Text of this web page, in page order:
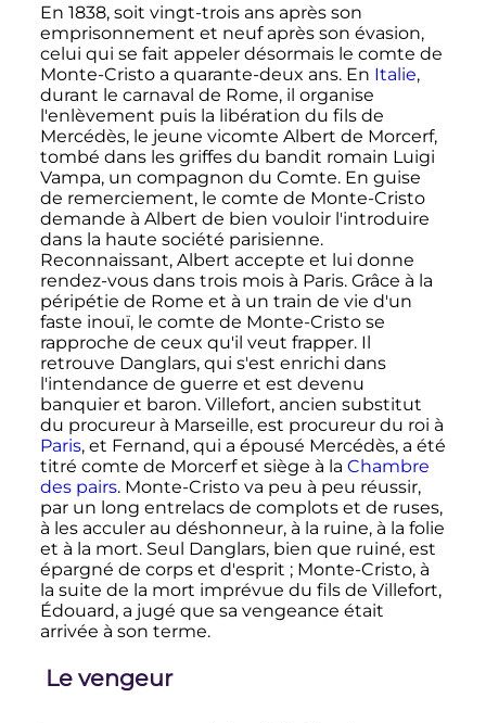
En 1838, soit vingt-trois ans après son
emprisonnement et neuf après son évasion,
celui qui se fait appeler désormais le comte de
Monte-Cristo a quarante-deux ans. En Italie,
durant le carnaval de Rome, il organise
l'enlèvement puis la libération du fils de
Mercédès, le jeune vicomte Albert de Morcerf,
tombé dans les griffes du bandit romain Luigi
Vampa, un compagnon du Comte. En guise
de remerciement, le comte de Monte-Cristo
demande à Albert de bien vouloir l'introduire
dans la haute société parisienne.
Reconnaissant, Albert accepte et lui donne
rendez-vous dans trois mois à Paris. Grâce à la
péripétie de Rome et à un train de vie d'un
faste inouï, le comte de Monte-Cristo se
rapproche de ceux qu'il veut frapper. Il
retrouve Danglars, qui s'est enrichi dans
l'intendance de guerre et est devenu
banquier et baron. Villefort, ancien substitut
du procureur à Marseille, est procureur du roi à
Paris, et Fernand, qui a épousé Mercédès, a été
titré comte de Morcerf et siège à la Chambre
des pairs. Monte-Cristo va peu à peu réussir,
par un long entrelacs de complots et de ruses,
à les acculer au déshonneur, à la ruine, à la folie
et à la mort. Seul Danglars, bien que ruiné, est
épargné de corps et d'esprit ; Monte-Cristo, à
la suite de la mort imprévue du fils de Villefort,
Édouard, a jugé que sa vengeance était
arrivée à son terme.
Le vengeur